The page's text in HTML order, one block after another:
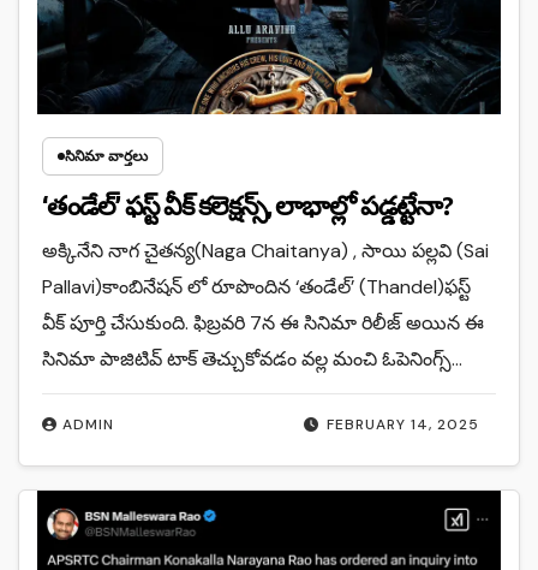
సినిమా వార్తలు
‘తండేల్’ ఫస్ట్ వీక్ కలెక్షన్స్, లాభాల్లో పడ్డట్టేనా?
FEBRUARY 14, 2025
ADMIN
అక్కినేని నాగ చైతన్య(Naga Chaitanya) , సాయి పల్లవి (Sai
Pallavi)కాంబినేషన్ లో రూపొందిన ‘తండేల్’ (Thandel)ఫస్ట్
వీక్ పూర్తి చేసుకుంది. ఫిబ్రవరి 7న ఈ సినిమా రిలీజ్ అయిన ఈ
సినిమా పాజిటివ్ టాక్ తెచ్చుకోవడం వల్ల మంచి ఓపెనింగ్స్…